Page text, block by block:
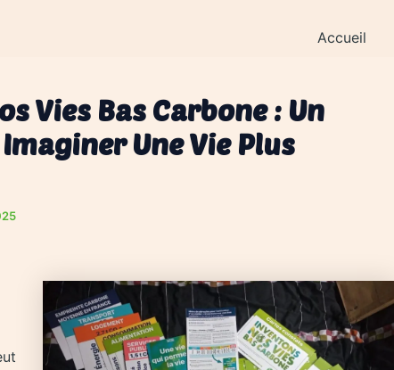
Accueil
Vies Bas Carbone : Un
Une Vie Plus